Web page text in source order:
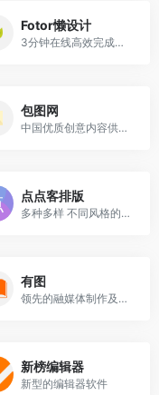
Fotor懒设计
3分钟在线高效完成平面设计
包图网
中国优质创意内容供给平台，...
点点客排版
多种多样 不同风格的模板
有图
领先的融媒体制作及发布平台
新榜编辑器
新型的编辑器软件